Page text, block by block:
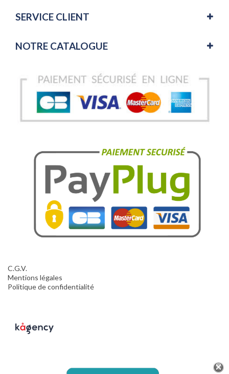
SERVICE CLIENT
NOTRE CATALOGUE
C.G.V.
Mentions légales
Politique de confidentialité